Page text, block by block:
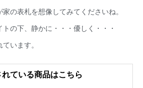
の表札を想像してみてくださいね。
の下、静かに・・・優しく・・・
います。
ている商品はこちら